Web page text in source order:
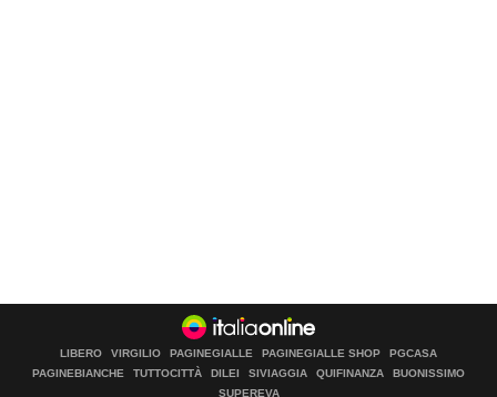
LIBERO VIRGILIO PAGINEGIALLE PAGINEGIALLE SHOP
PGCASA
PAGINEBIANCHE
TUTTOCITTÀ DILEI SIVIAGGIA QUIFINANZA
BUONISSIMO
SUPEREVA